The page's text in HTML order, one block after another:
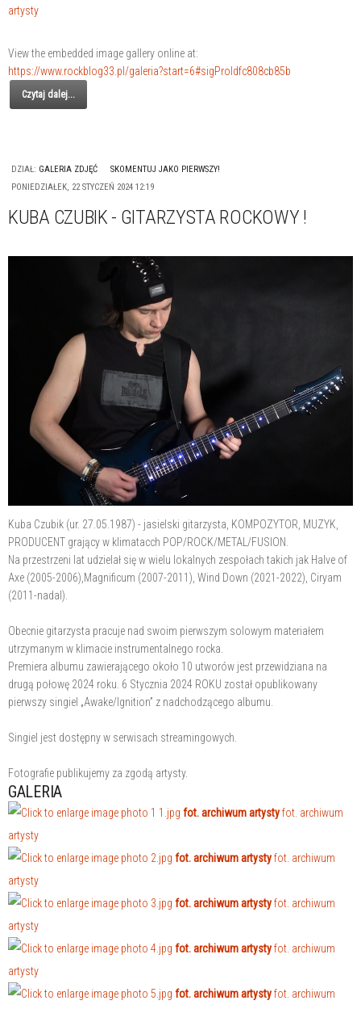
artysty
View the embedded image gallery online at:
https://www.rockblog33.pl/galeria?start=6#sigProIdfc808cb85b
Czytaj dalej...
DZIAŁ: GALERIA ZDJĘĆ
SKOMENTUJ JAKO PIERWSZY!
PONIEDZIAŁEK, 22 STYCZEŃ 2024 12:19
KUBA CZUBIK - GITARZYSTA ROCKOWY !
Kuba Czubik (ur. 27.05.1987) - jasielski gitarzysta, KOMPOZYTOR, MUZYK,
PRODUCENT grający w klimatacch POP/ROCK/METAL/FUSION.
Na przestrzeni lat udzielał się w wielu lokalnych zespołach takich jak Halve of
Axe (2005-2006),Magnificum (2007-2011), Wind Down (2021-2022), Ciryam
(2011-nadal).
Obecnie gitarzysta pracuje nad swoim pierwszym solowym materiałem
utrzymanym w klimacie instrumentalnego rocka.
Premiera albumu zawierającego około 10 utworów jest przewidziana na
drugą połowę 2024 roku. 6 Stycznia 2024 ROKU został opublikowany
pierwszy singiel „Awake/Ignition” z nadchodzącego albumu.
Singiel jest dostępny w serwisach streamingowych.
Fotografie publikujemy za zgodą artysty.
GALERIA
fot. archiwum artystyfot. archiwum
artysty
fot. archiwum artystyfot. archiwum
artysty
fot. archiwum artystyfot. archiwum
artysty
fot. archiwum artystyfot. archiwum
artysty
fot. archiwum artystyfot. archiwum